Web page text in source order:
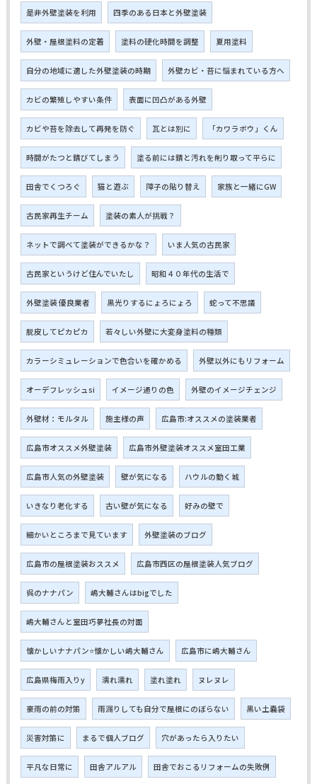
是非外壁塗装を利用 四季のある日本と外壁塗装
外壁・屋根塗料の定着 塗料の硬化時間を調整 夏用塗料
自分の地域に適した外壁塗装の時期 外壁カビ・苔に悩まれている方へ
カビの繁殖しやすい条件 表面に凹凸がある外壁
カビや苔を除去して再発を防ぐ 瓦とは別に 「カワラボウ」くん
時間がたつと錆びてしまう 塗る前には錆と汚れを削り取って平らに
田舎でくつろぐ 猫と遊ぶ 障子の貼り替え 家族と一緒にGW
古民家再生チーム 塗装の素人が挑戦？
ネットで調べて塗装ができるかな？ いま人気の古民家
古民家というけど住んでいたし 昭和４０年代の生活で
外壁塗装 優良業者 黒光りするにょろにょろ 蛇って不思議
脱皮してピカピカ 若々しい外壁に大変身塗料の種類
カラーシミュレーションで色合いを確かめる 外壁以外にもリフォーム
オーデフレッシュsi イメージ通りの色 外壁のイメージチェンジ
外壁材：モルタル 施主様の声 広島市:オススメの塗装業者
広島市オススメ外壁塗装 広島市外壁塗装オススメ室田工業
広島市人気の外壁塗装 壁が気になる ハウルの動く城
いきなり老化する 古い壁が気になる 好みの壁で
細かいところまで見ています 外壁塗装のブログ
広島市の屋根塗装おススメ 広島市西区の屋根塗装人気ブログ
呉のナナパン 嶋大輔さんはbigでした
嶋大輔さんと室田巧夢社長の対面
懐かしいナナパン⭐懐かしい嶋大輔さん 広島市に嶋大輔さん
広島県梅雨入りy 濡れ濡れ 塗れ塗れ ヌレヌレ
豪雨の前の対策 雨漏りしても自分で屋根にのぼらない 黒い土嚢袋
災害対策に まるで個人ブログ 穴があったら入りたい
平凡な日常に 田舎アルアル 田舎でおこるリフォームの失敗例